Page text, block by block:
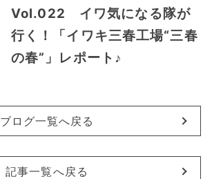
Vol.022 イワ気になる隊が
行く！「イワキ三春工場“三春
の春”」レポート♪
ブログ一覧へ戻る
記事一覧へ戻る